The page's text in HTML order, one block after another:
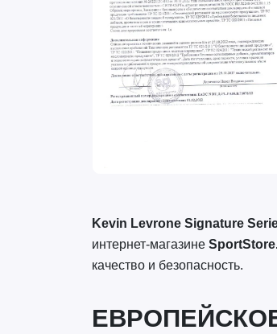
Kevin Levrone Signature
интернет-магазине
качество и безопасность.